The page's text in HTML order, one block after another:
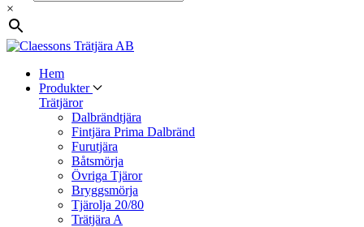
×
Hem
Produkter
Trätjäror
Dalbrändtjära
Fintjära Prima Dalbränd
Furutjära
Båtsmörja
Övriga Tjäror
Bryggsmörja
Tjärolja 20/80
Trätjära A